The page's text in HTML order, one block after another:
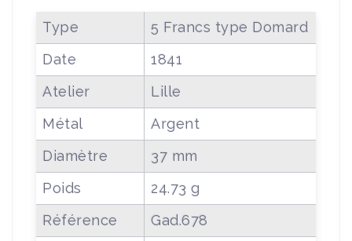
Type
5 Francs type Domard
Date
1841
Atelier
Lille
Métal
Argent
Diamètre
37 mm
Poids
24.73 g
Référence
Gad.678